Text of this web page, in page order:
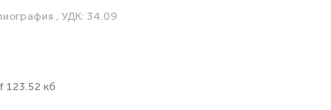
, УДК: 34.09
123.52 кб